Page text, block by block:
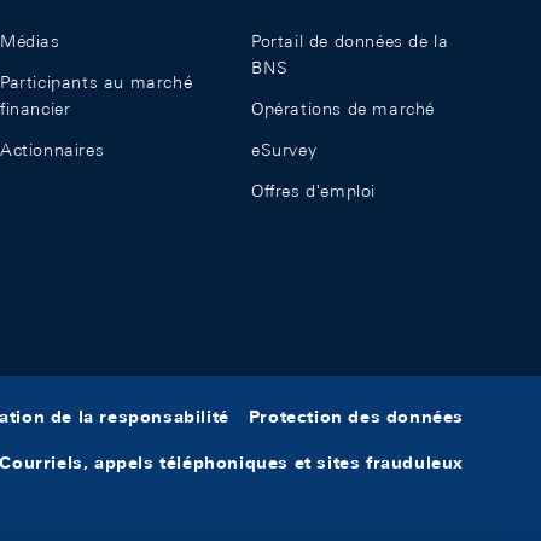
Médias
Participants au marché
financier
Actionnaires
Portail de données de la
BNS
Opérations de marché
eSurvey
Offres d'emploi
de la responsabilité Protection des données
Courriels, appels téléphoniques et sites frauduleux